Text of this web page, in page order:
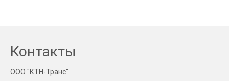
Контакты
ООО "КТН-Транс"